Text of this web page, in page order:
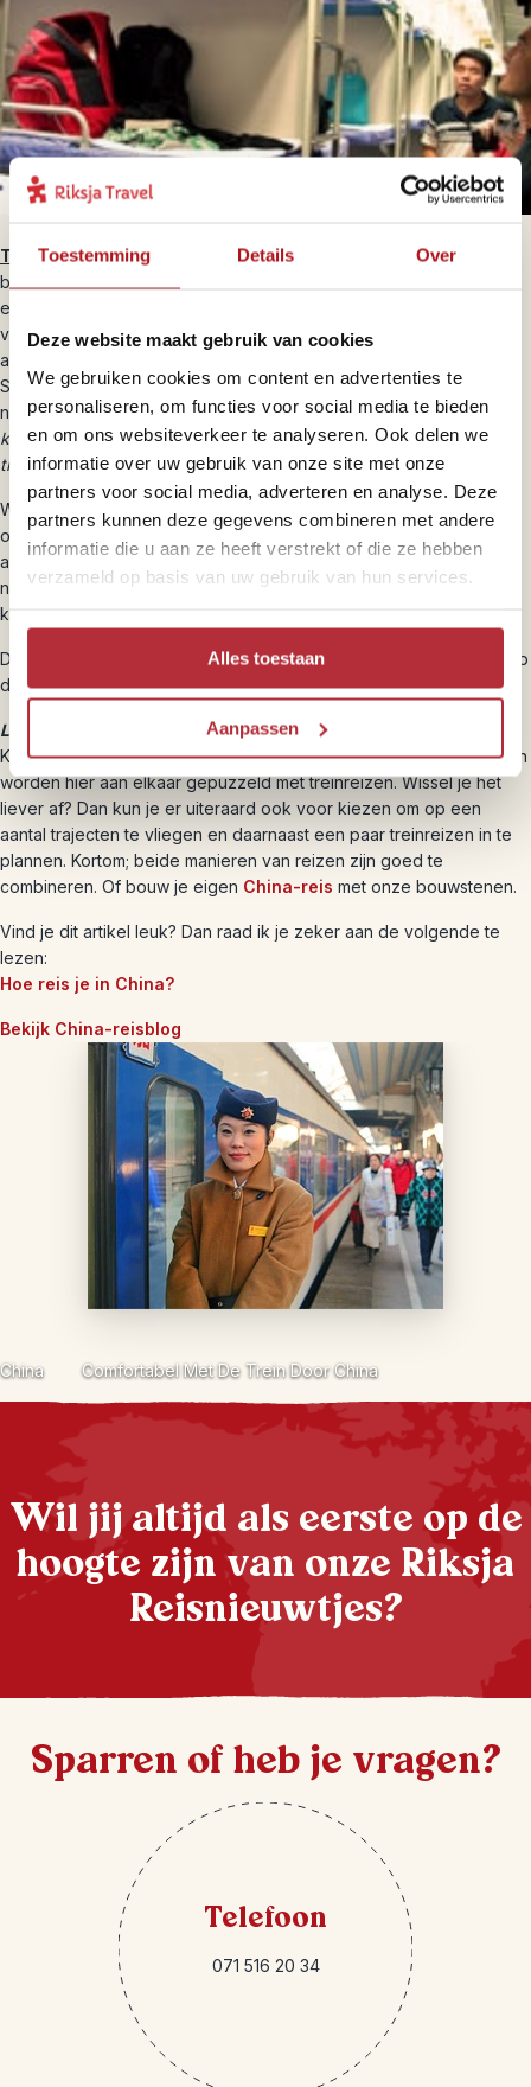
Toestemming Details Over
Deze website maakt gebruik van cookies
We gebruiken cookies om content en advertenties te
personaliseren, om functies voor social media te bieden
en om ons websiteverkeer te analyseren. Ook delen we
informatie over uw gebruik van onze site met onze
partners voor social media, adverteren en analyse. Deze
partners kunnen deze gegevens combineren met andere
informatie die u aan ze heeft verstrekt of die ze hebben
verzameld op basis van uw gebruik van hun services.
Alles toestaan
Aanpassen
Tips van dereisspecialisten :Zorg dat je op tijd op het station
bent, circa 1,5 uur voor vertrek. Er zijn wachtruimtes aangegeven
en treinnummers. Op je kaartje staat het treinnummer. De treinen
vertrekken doorgaans punctueel, nachttreinen vaak in de vroege
avond. De trein staat vaak al gereed op het station aan het perron.
Staan er veel mensen, ga dan toch ca. 1 uur tevoren naar het hek
naar het perron, je kunt er dan vaak gewoon door.(Om je te
kunnen garanderen dat je op tijd bent, kunnen wij vervoer naar de
treinstations voor je regelen.)
Wil je iets warms drinken, neem dan kop, lepel, evt thee of
oploskoffie mee. Er komt ook een minibar, met een beperkt
assortiment (b.v. noodles) voorbij. De restauratie is redelijk maar
niet super. Je kunt er wat drankjes en eenvoudige maaltijden
krijgen.
De meeste Chinezen nemen zelf water, snacks en drinken mee. Op
de stations zijn deze snacks overigens gemakkelijk te krijgen.
Lijkt het je leuk en avontuurlijk om China per trein te ontdekken?
Kijk dan eens bij onze specialetreinreis China. Alle hoogtepunten
worden hier aan elkaar gepuzzeld met treinreizen. Wissel je het
liever af? Dan kun je er uiteraard ook voor kiezen om op een
aantal trajecten te vliegen en daarnaast een paar treinreizen in te
plannen. Kortom; beide manieren van reizen zijn goed te
combineren. Of bouw je eigen China-reis met onze bouwstenen.
Vind je dit artikel leuk? Dan raad ik je zeker aan de volgende te
lezen:
Hoe reis je in China?
Bekijk China-reisblog
China Comfortabel Met De Trein Door China
Wil jij altijd als eerste op de
hoogte zijn van onze Riksja
Reisnieuwtjes?
Sparren of heb je vragen?
Telefoon
071 516 20 34